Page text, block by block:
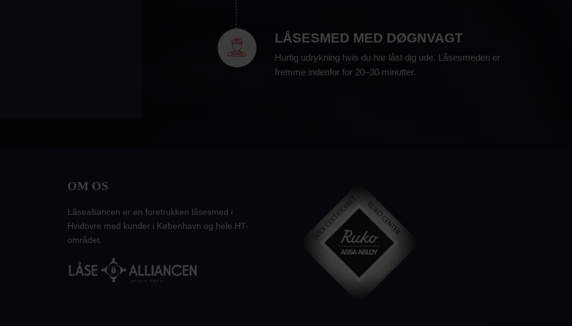
LÅSESMED MED DØGNVAGT
Hurtig udrykning hvis du har låst dig ude. Låsesmeden er
fremme indenfor for 20–30 minutter.
OM OS
Låsealliancen er en foretrukken låsesmed i
Hvidovre med kunder i København og hele HT-
området.